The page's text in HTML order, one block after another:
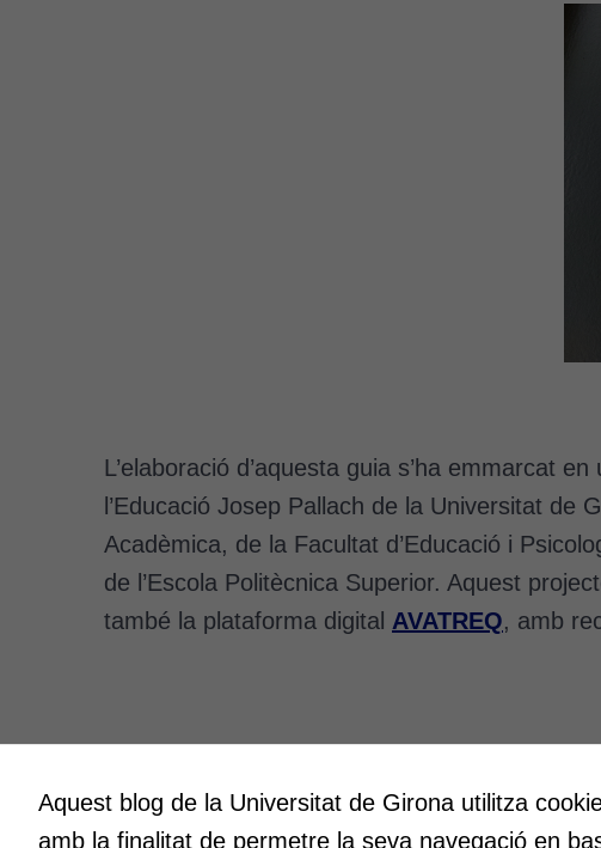
L’elaboració d’aquesta guia s’ha emmarcat
l’Educació Josep Pallach de la Universitat de
Acadèmica, de la Facultat d’Educació i
de l’Escola Politècnica Superior. Aquest
també la plataforma digital AVATREQ, amb
Innovació
A l’ICE ens entusiasma la innovació.
Creativitat
Volem crear
Aquest blog de la Universitat de Girona utilitza
amb la finalitat de permetre la seva navegació en